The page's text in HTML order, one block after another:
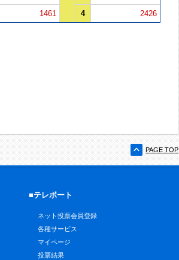
1461 4 2426
PAGE TOP
■テレボート
ネット投票会員登録
各種サービス
マイページ
投票結果